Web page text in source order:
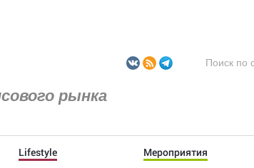
рынка
Lifestyle Мероприятия